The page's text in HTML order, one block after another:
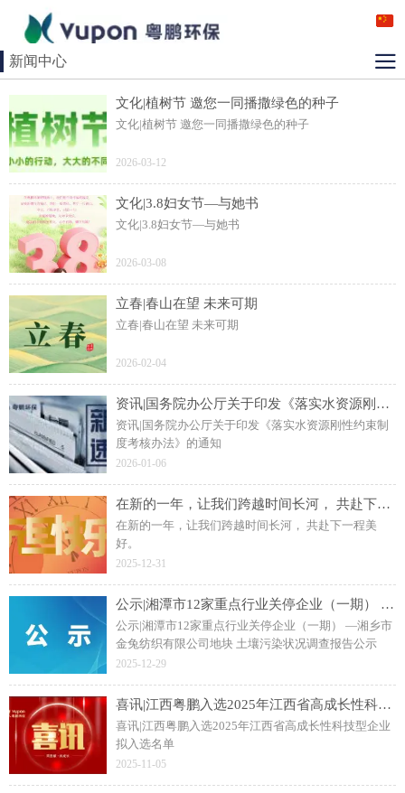
新闻中心
文化|植树节 邀您一同播撒绿色的种子
文化|植树节 邀您一同播撒绿色的种子
2026-03-12
文化|3.8妇女节—与她书
文化|3.8妇女节—与她书
2026-03-08
立春|春山在望 未来可期
立春|春山在望 未来可期
2026-02-04
资讯|国务院办公厅关于印发《落实水资源刚性约束制度考核办法》的通知
资讯|国务院办公厅关于印发《落实水资源刚性约束制
度考核办法》的通知
2026-01-06
在新的一年，让我们跨越时间长河， 共赴下一程美好。
在新的一年，让我们跨越时间长河， 共赴下一程美
好。
2025-12-31
公示|湘潭市12家重点行业关停企业（一期） —湘乡市金兔纺织有限公司地块 土壤污染状况调查报告公示
公示|湘潭市12家重点行业关停企业（一期） —湘乡市
金兔纺织有限公司地块 土壤污染状况调查报告公示
2025-12-29
喜讯|江西粤鹏入选2025年江西省高成长性科技型企业拟入选名单
喜讯|江西粤鹏入选2025年江西省高成长性科技型企业
拟入选名单
2025-11-05